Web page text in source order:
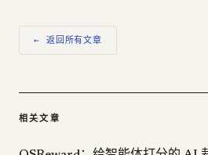
← 返回所有文章
相关文章